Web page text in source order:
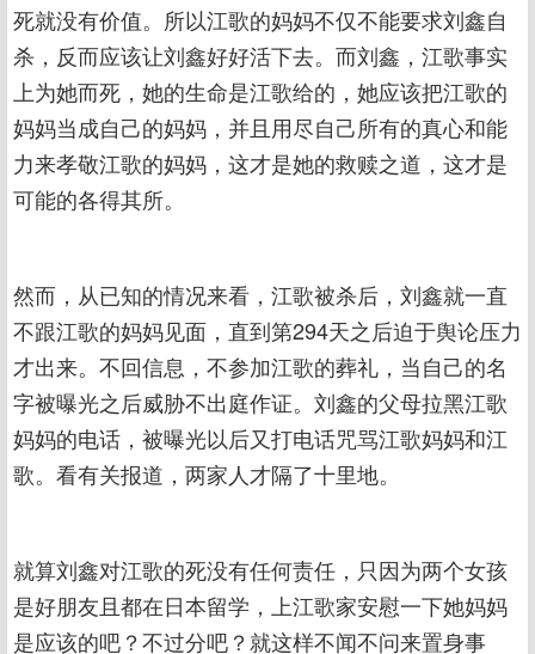
死就没有价值。所以江歌的妈妈不仅不能要求刘鑫自
杀，反而应该让刘鑫好好活下去。而刘鑫，江歌事实
上为她而死，她的生命是江歌给的，她应该把江歌的
妈妈当成自己的妈妈，并且用尽自己所有的真心和能
力来孝敬江歌的妈妈，这才是她的救赎之道，这才是
可能的各得其所。
然而，从已知的情况来看，江歌被杀后，刘鑫就一直
不跟江歌的妈妈见面，直到第294天之后迫于舆论压力
才出来。不回信息，不参加江歌的葬礼，当自己的名
字被曝光之后威胁不出庭作证。刘鑫的父母拉黑江歌
妈妈的电话，被曝光以后又打电话咒骂江歌妈妈和江
歌。看有关报道，两家人才隔了十里地。
就算刘鑫对江歌的死没有任何责任，只因为两个女孩
是好朋友且都在日本留学，上江歌家安慰一下她妈妈
是应该的吧？不过分吧？就这样不闻不问来置身事